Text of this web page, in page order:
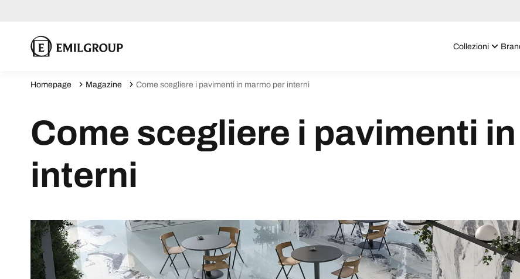
Collezioni
Homepage Magazine Come scegliere i pavimenti in marmo per interni
Come scegliere i pavimenti
interni